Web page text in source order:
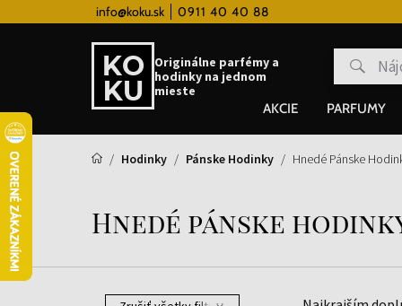
info@koku.sk 0911 40 40 88Vernostný systém
Originálne parfémy a
hodinky na jednom
mieste
AKCIE PARFUMY
Hodinky Pánske Hodinky Hnedé Pánske
Hnedé pánske